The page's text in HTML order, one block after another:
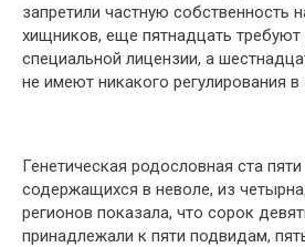
запретили частную собственность
хищников, еще пятнадцать требуют
специальной лицензии, а
не имеют никакого регулирования в
Генетическая родословная ста пяти
содержащихся в неволе, из
регионов показала, что сорок
принадлежали к пяти подвидам,